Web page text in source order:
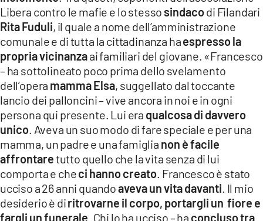
ANDROID
APPLE
Libera contro le mafie e lo stesso sindacodi Filandari
Rita Fuduli, il quale a nome dell’amministrazione
comunale e di tutta la cittadinanza haespresso la
propria vicinanzaai familiari del giovane. «Francesco
– ha sottolineato poco prima dello svelamento
dell’opera mamma Elsa, suggellato dal toccante
lancio dei palloncini – vive ancora in noi e in ogni
persona qui presente. Lui era qualcosa di davvero
unico. Aveva un suo modo di fare speciale e per una
mamma, un padre e una famiglia non è facile
affrontaretutto quello che la vita senza di lui
comporta e checi hanno creato. Francesco è stato
ucciso a 26 anni quandoaveva un vita davanti. Il mio
desiderio è diritrovarne il corpo, portargli un fiore e
fargli un funerale. Chi lo ha ucciso – ha concluso tra